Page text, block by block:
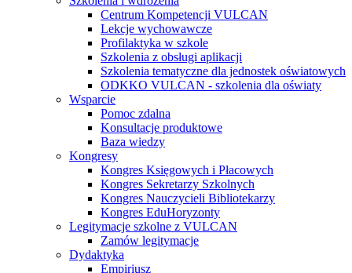
Centrum Kompetencji VULCAN
Lekcje wychowawcze
Profilaktyka w szkole
Szkolenia z obsługi aplikacji
Szkolenia tematyczne dla jednostek oświatowych
ODKKO VULCAN - szkolenia dla oświaty
Wsparcie
Pomoc zdalna
Konsultacje produktowe
Baza wiedzy
Kongresy
Kongres Księgowych i Płacowych
Kongres Sekretarzy Szkolnych
Kongres Nauczycieli Bibliotekarzy
Kongres EduHoryzonty
Legitymacje szkolne z VULCAN
Zamów legitymacje
Dydaktyka
Empiriusz